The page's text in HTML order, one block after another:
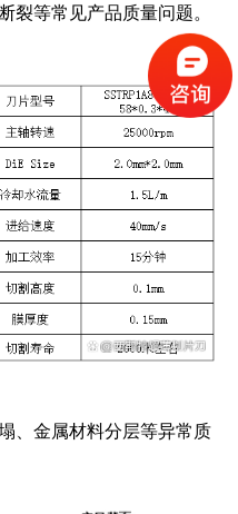
裂等常见产品质量问题。
、金属材料分层等异常质